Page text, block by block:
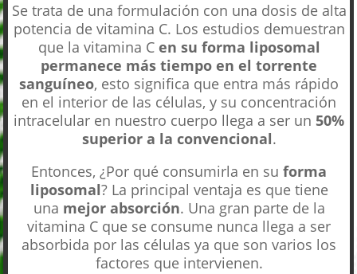
Se trata de una formulación con una dosis de alta
potencia de vitamina C. Los estudios demuestran
que la vitamina C en su forma liposomal
permanece más tiempo en el torrente
sanguíneo, esto significa que entra más rápido
en el interior de las células, y su concentración
intracelular en nuestro cuerpo llega a ser un 50%
superior a la convencional.
Entonces, ¿Por qué consumirla en su forma
liposomal? La principal ventaja es que tiene
una mejor absorción. Una gran parte de la
vitamina C que se consume nunca llega a ser
absorbida por las células ya que son varios los
factores que intervienen.